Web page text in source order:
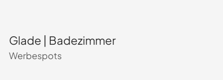
Glade | Badezimmer
Werbespots